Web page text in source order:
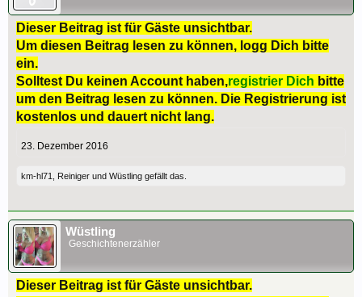
Dieser Beitrag ist für Gäste unsichtbar.
Um diesen Beitrag lesen zu können, logg Dich bitte
ein.
Solltest Du keinen Account haben,registrier Dich bitte
um den Beitrag lesen zu können. Die Registrierung ist
kostenlos und dauert nicht lang.
23. Dezember 2016
km-hl71 Reiniger und Wüstling gefällt das.
Wüstling
Geschichtenerzähler
Dieser Beitrag ist für Gäste unsichtbar.